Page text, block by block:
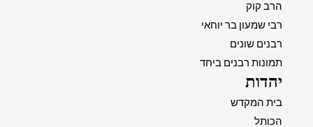
הרב קוק
רבי שמעון בר יוחאי
רבנים שונים
תמונות רבנים ביחד
יהדות
בית המקדש
הכותל